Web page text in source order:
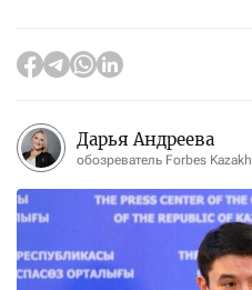
Дарья Андреева
обозреватель Forbes